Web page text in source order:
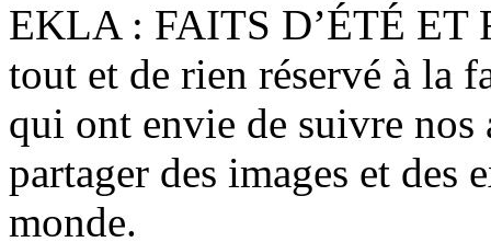
EKLA : FAITS D’ÉTÉ ET
tout et de rien réservé à la
qui ont envie de suivre nos
partager des images et des
monde.